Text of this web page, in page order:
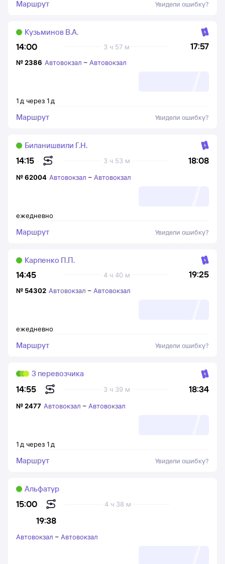
Маршрут Увидели ошибку?
14:00 17:57
3 ч 57 м
Кузьминов В.А.
1 д через 1 д
№2386 Автовокзал – Автовокзал
Маршрут Увидели ошибку?
14:15 18:08
3 ч 53 м
Биланишвили Г.Н.
ежедневно
№62004 Автовокзал – Автовокзал
Маршрут Увидели ошибку?
14:45 19:25
4 ч 40 м
Карпенко П.П.
ежедневно
№ 54302 Автовокзал – Автовокзал
Маршрут Увидели ошибку?
14:55 18:34
3 ч 39 м
3 перевозчика
1 д через 1 д
№2477 Автовокзал – Автовокзал
Маршрут Увидели ошибку?
15:00
19:38
4 ч 38 м
Альфатур
Автовокзал – Автовокзал